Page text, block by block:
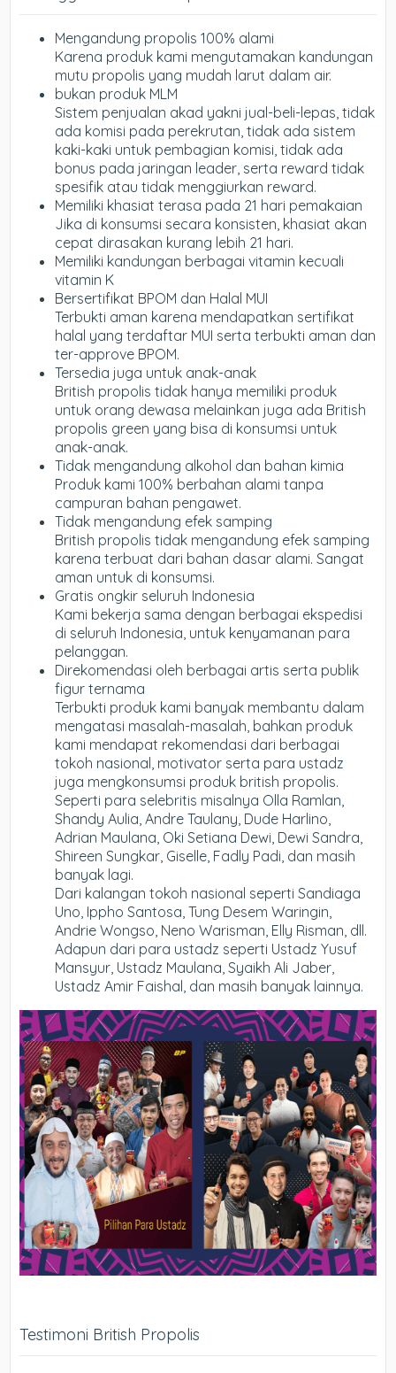
Mengandung propolis 100% alami
Karena produk kami mengutamakan kandungan
mutu propolis yang mudah larut dalam air.
bukan produk MLM
Sistem penjualan akad yakni jual-beli-lepas, tidak
ada komisi pada perekrutan, tidak ada sistem
kaki-kaki untuk pembagian komisi, tidak ada
bonus pada jaringan leader, serta reward tidak
spesifik atau tidak menggiurkan reward.
Memiliki khasiat terasa pada 21 hari pemakaian
Jika di konsumsi secara konsisten, khasiat akan
cepat dirasakan kurang lebih 21 hari.
Memiliki kandungan berbagai vitamin kecuali
vitamin K
Bersertifikat BPOM dan Halal MUI
Terbukti aman karena mendapatkan sertifikat
halal yang terdaftar MUI serta terbukti aman dan
ter-approve BPOM.
Tersedia juga untuk anak-anak
British propolis tidak hanya memiliki produk
untuk orang dewasa melainkan juga ada British
propolis green yang bisa di konsumsi untuk
anak-anak.
Tidak mengandung alkohol dan bahan kimia
Produk kami 100% berbahan alami tanpa
campuran bahan pengawet.
Tidak mengandung efek samping
British propolis tidak mengandung efek samping
karena terbuat dari bahan dasar alami. Sangat
aman untuk di konsumsi.
Gratis ongkir seluruh Indonesia
Kami bekerja sama dengan berbagai ekspedisi
di seluruh Indonesia, untuk kenyamanan para
pelanggan.
Direkomendasi oleh berbagai artis serta publik
figur ternama
Terbukti produk kami banyak membantu dalam
mengatasi masalah-masalah, bahkan produk
kami mendapat rekomendasi dari berbagai
tokoh nasional, motivator serta para ustadz
juga mengkonsumsi produk british propolis.
Seperti para selebritis misalnya Olla Ramlan,
Shandy Aulia, Andre Taulany, Dude Harlino,
Adrian Maulana, Oki Setiana Dewi, Dewi Sandra,
Shireen Sungkar, Giselle, Fadly Padi, dan masih
banyak lagi.
Dari kalangan tokoh nasional seperti Sandiaga
Uno, Ippho Santosa, Tung Desem Waringin,
Andrie Wongso, Neno Warisman, Elly Risman, dll.
Adapun dari para ustadz seperti Ustadz Yusuf
Mansyur, Ustadz Maulana, Syaikh Ali Jaber,
Ustadz Amir Faishal, dan masih banyak lainnya.
Testimoni British Propolis